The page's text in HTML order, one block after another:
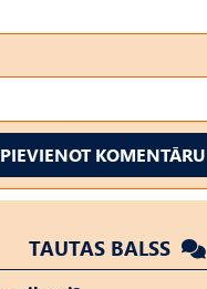
PIEVIENOT KOMENTĀRU
TAUTAS BALSS